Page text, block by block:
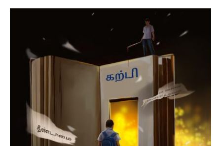
சொன்னான். “மாப்புள நீங்க கவலைய விடுங்க…
உங்களையும் உங்க பொண்டு புள்ளைங்களையும்
நாங்க பார்த்துக்கிறோம்!” என சின்னக் கருப்பனுக்கு
ஆறுதல் சொல்லி உடன் வந்தனர்.
திரும்ப சுனையின் பாறை இடுக்கிற்கு
பாப்பாத்தியையும் தன் மகளையும் பரிசலில்
அழைத்துப் போக வந்த சின்னக் கருப்பனனுக்குக்
காணும் காட்சியோ ரத்தக் கண்ணீரைத்தான்
வரவழைத்தது. ஆம், பாப்பாத்தியும், அவளுடைய
குழந்தையும் கொலையுண்டு ரத்த வெள்ளத்தில்
மூழ்கிக் கிடந்தார்கள்.